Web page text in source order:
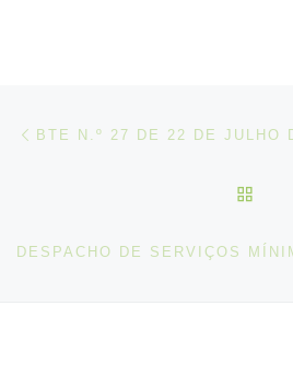
Post navigation
BTE N.º 27 DE 22 DE JULHO